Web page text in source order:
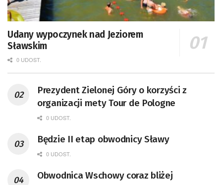
Udany wypoczynek nad Jeziorem
Sławskim
0 UDOST.
Prezydent Zielonej Góry o korzyści z
organizacji mety Tour de Pologne
0 UDOST.
Będzie II etap obwodnicy Sławy
0 UDOST.
Obwodnica Wschowy coraz bliżej